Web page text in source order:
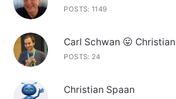
POSTS: 1149
Carl Schwan 😛
POSTS: 24
Christian Spaan